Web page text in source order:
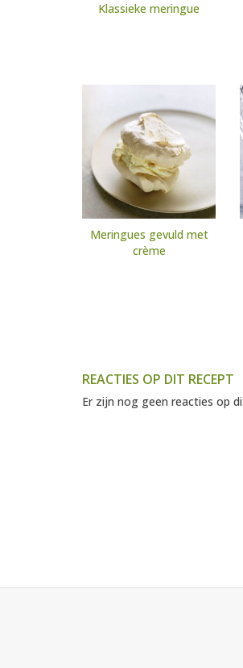
Klassieke meringue
Meringues gevuld met
crème
REACTIES OP DIT RECEPT
Er zijn nog geen reacties op